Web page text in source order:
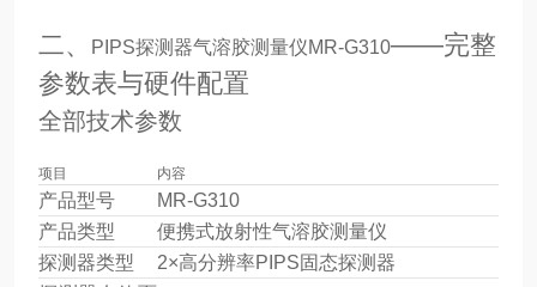
二、 PIPS探测器气溶胶测量仪MR-G310——完整
参数表与硬件配置
全部技术参数
项目 内容
产品型号
MR-G310
产品类型
便携式放射性气溶胶测量仪
探测器类型
2×高分辨率PIPS固态探测器